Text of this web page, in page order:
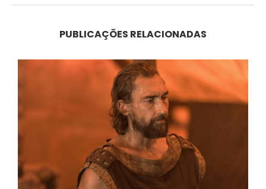
PUBLICAÇÕES RELACIONADAS